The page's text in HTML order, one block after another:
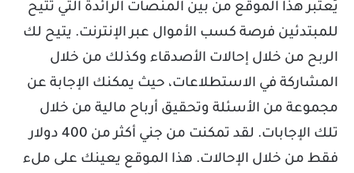
يُعتبر هذا الموقع من بين المنصات الرائدة التي تتيح
للمبتدئين فرصة كسب الأموال عبر الإنترنت. يتيح لك
الربح من خلال إحالات الأصدقاء وكذلك من خلال
المشاركة في الاستطلاعات، حيث يمكنك الإجابة عن
مجموعة من الأسئلة وتحقيق أرباح مالية من خلال
تلك الإجابات. لقد تمكنت من جني أكثر من 400 دولار
فقط من خلال الإحالات. هذا الموقع يعينك على ملء